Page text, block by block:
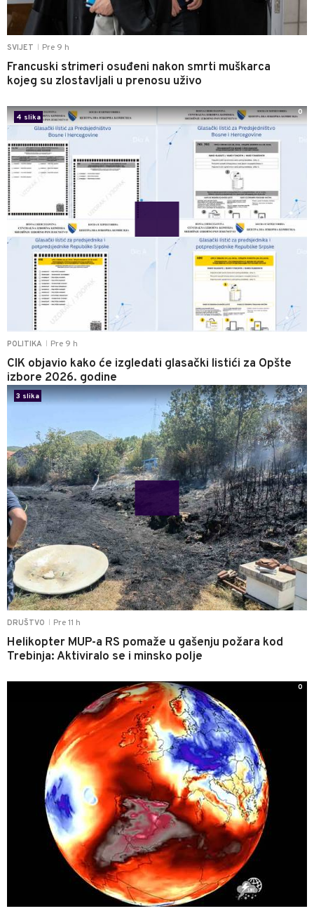
SVIJET Pre 9 h
Francuski strimeri osuđeni nakon smrti muškarca
kojeg su zlostavljali u prenosu uživo
POLITIKA Pre 9 h
CIK objavio kako će izgledati glasački listići za Opšte
izbore 2026. godine
4 slika
0
DRUŠTVO Pre 11 h
Helikopter MUP-a RS pomaže u gašenju požara kod
Trebinja: Aktiviralo se i minsko polje
3 slika
0
0